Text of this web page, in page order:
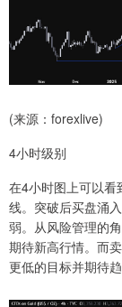
(来源：forexlive)
4小时级别
在4小时图上可以看
线。突破后买盘涌
弱。从风险管理的
期待新高行情。而
更低的目标并期待趋